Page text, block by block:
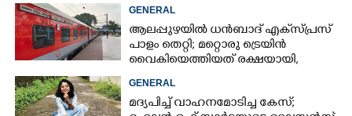
വിമർശനം
GENERAL
ആലപ്പുഴയിൽ ധൻബാദ് എക്‌സ്പ്രസ്
പാളം തെറ്റി; മറ്റൊരു ട്രെയിൻ
വൈകിയെത്തിയത് രക്ഷയായി,
GENERAL
മദ്യപിച്ച് വാഹനമോടിച്ച കേസ്;